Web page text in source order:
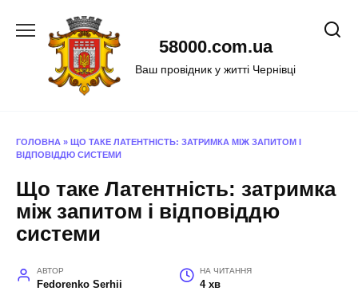
58000.com.ua
Ваш провідник у житті Чернівці
ГОЛОВНА » ЩО ТАКЕ ЛАТЕНТНІСТЬ: ЗАТРИМКА МІЖ ЗАПИТОМ І
ВІДПОВІДДЮ СИСТЕМИ
Що таке Латентність: затримка
між запитом і відповіддю
системи
АВТОР
Fedorenko Serhii
НА ЧИТАННЯ
4 хв